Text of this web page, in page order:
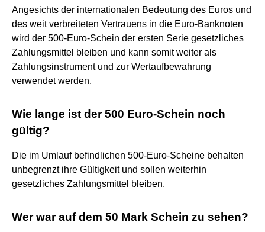
Angesichts der internationalen Bedeutung des Euros und
des weit verbreiteten Vertrauens in die Euro-Banknoten
wird der 500-Euro-Schein der ersten Serie gesetzliches
Zahlungsmittel bleiben und kann somit weiter als
Zahlungsinstrument und zur Wertaufbewahrung
verwendet werden.
Wie lange ist der 500 Euro-Schein noch
gültig?
Die im Umlauf befindlichen 500-Euro-Scheine behalten
unbegrenzt ihre Gültigkeit und sollen weiterhin
gesetzliches Zahlungsmittel bleiben.
Wer war auf dem 50 Mark Schein zu sehen?